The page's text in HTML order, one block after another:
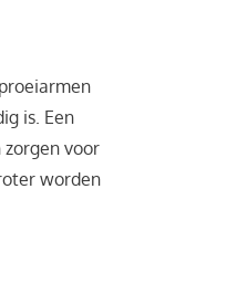
is. Een
voor
worden